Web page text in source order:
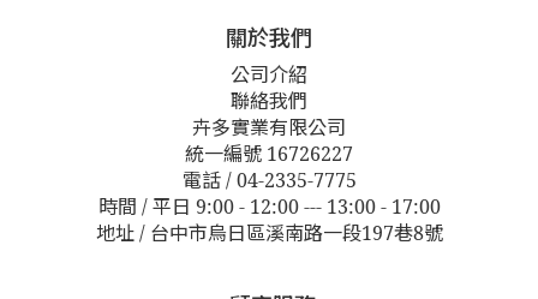
關於我們
公司介紹
聯絡我們
卉多實業有限公司
統一編號 16726227
電話 / 04-2335-7775
時間 / 平日 9:00 - 12:00 --- 13:00 - 17:00
地址 / 台中市烏日區溪南路一段197巷8號